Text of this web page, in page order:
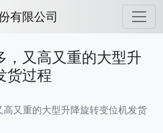
有限公司
，又高又重的大型升
货过程
又重的大型升降旋转变位机发货